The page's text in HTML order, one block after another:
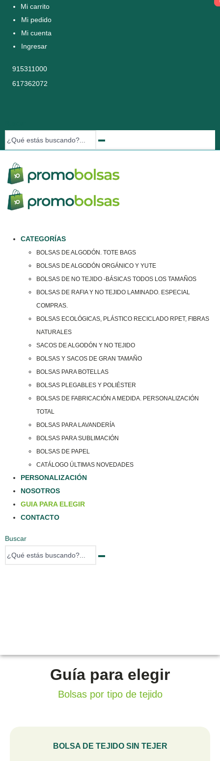
Mi carrito
Mi pedido
Mi cuenta
Ingresar
915311000
617362072
CATEGORÍAS
BOLSAS DE ALGODÓN. TOTE BAGS
BOLSAS DE ALGODÓN ORGÁNICO Y YUTE
BOLSAS DE NO TEJIDO -BÁSICAS TODOS LOS TAMAÑOS
BOLSAS DE RAFIA Y NO TEJIDO LAMINADO. ESPECIAL
COMPRAS.
BOLSAS ECOLÓGICAS, PLÁSTICO RECICLADO RPET, FIBRAS
NATURALES
SACOS DE ALGODÓN Y NO TEJIDO
BOLSAS Y SACOS DE GRAN TAMAÑO
BOLSAS PARA BOTELLAS
BOLSAS PLEGABLES Y POLIÉSTER
BOLSAS DE FABRICACIÓN A MEDIDA. PERSONALIZACIÓN
TOTAL
BOLSAS PARA LAVANDERÍA
BOLSAS PARA SUBLIMACIÓN
BOLSAS DE PAPEL
CATÁLOGO ÚLTIMAS NOVEDADES
PERSONALIZACIÓN
NOSOTROS
GUIA PARA ELEGIR
CONTACTO
Buscar
Guía para elegir
Bolsas por tipo de tejido
BOLSA DE TEJIDO SIN TEJER